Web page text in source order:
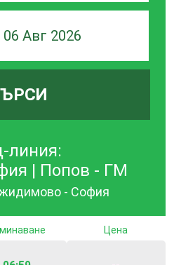
06 Авг 2026
линия:
| Попов - ГМ
- София
Цена